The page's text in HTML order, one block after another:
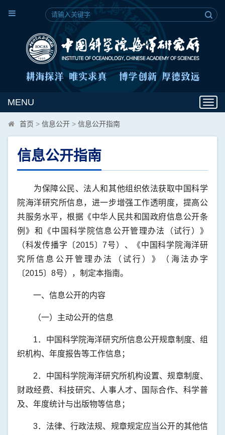
MENU
首页 > 信息公开 > 信息公开指南
信息公开指南
为保障公民、法人和其他组织依法获取中国科学
院海洋研究所信息，进一步增强工作透明度，提高公
共服务水平，根据《中华人民共和国政府信息公开条
例》和《中国科学院信息公开管理办法（试行）》
（科发传播字〔2015〕7号）、《中国科学院海洋研
究所信息公开管理办法（试行）》（海法办字
〔2015〕8号），制定本指南。
一、信息公开的内容
（一）主动公开的信息
1．中国科学院海洋研究所信息公开规章制度、组
织机构、年度报告等工作信息；
2．中国科学院海洋研究所机构设置、规章制度、
财政经费、科技研究、人事人才、国际合作、科学普
及、年度统计与出版物等信息；
3．法律、行政法规、规章规定应当公开的其他信